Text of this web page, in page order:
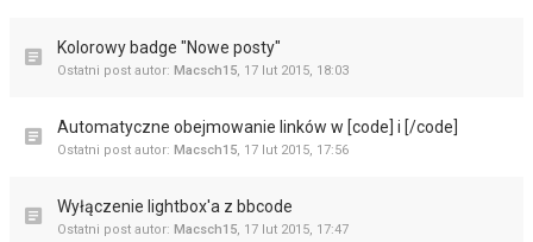
Kolorowy badge "Nowe posty"
Ostatni post autor: Macsch15, 17 lut 2015, 18:03
Automatyczne obejmowanie linków w [code] i [/code]
Ostatni post autor: Macsch15, 17 lut 2015, 17:56
Wyłączenie lightbox'a z bbcode
Ostatni post autor: Macsch15, 17 lut 2015, 17:47